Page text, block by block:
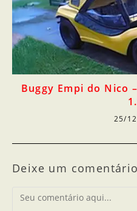
Buggy Empi do Nico
25/
Deixe um comentário